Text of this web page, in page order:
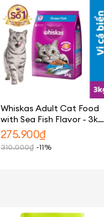
Whiskas Adult Cat Food
with Sea Fish Flavor - 3kg
- Complete & Balanced
Nutrition for Cats 1 Year
Old and up
275.900₫
310.000₫ -11%